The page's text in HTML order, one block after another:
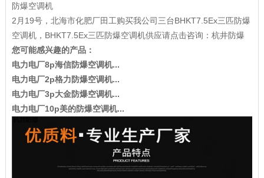
防爆空调机
2月19号，北海市化肥厂田工购买我公司三台BHKT7.5Ex三匹防爆
空调机，BHKT7.5Ex三匹防爆空调机供应请点击咨询：杭井防爆
您可能感兴趣的产品：
电力电厂8p海信防爆空调机...
电力电厂2p格力防爆空调机...
电力电厂3p大金防爆空调机...
电力电厂10p美的防爆空调机...